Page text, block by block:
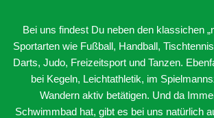
Bei uns findest Du neben den klassichen
Sportarten wie Fußball, Handball,
Darts, Judo, Freizeitsport und Tanzen.
bei Kegeln, Leichtathletik, im
Wandern aktiv betätigen. Und da
Schwimmbad hat, gibt es bei uns natürlich